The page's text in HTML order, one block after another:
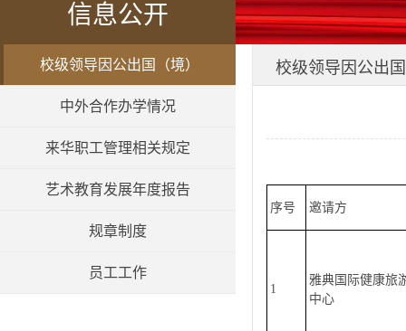
信息公开
校级领导因公出国（境）
中外合作办学情况
来华职工管理相关规定
艺术教育发展年度报告
规章制度
员工工作
校级领导因公出
序号 邀请方
1
雅典国际健康旅
中心